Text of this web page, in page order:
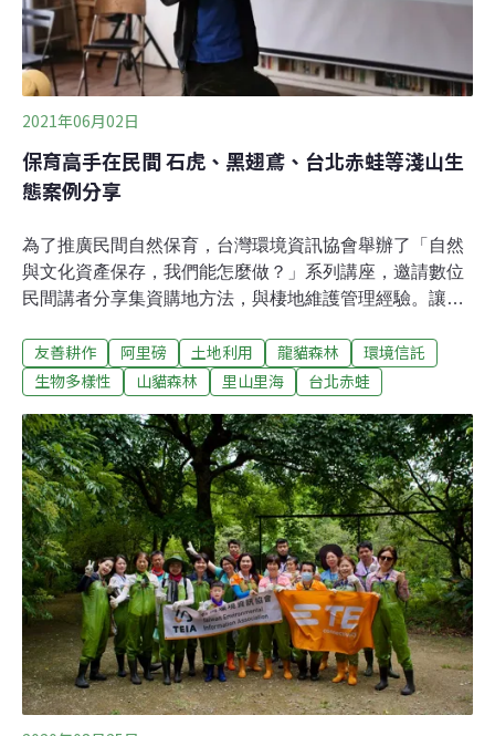
營管理，維持這個方舟。「雖然陳瑞賓董事長提醒
2021年06月02日
保育高手在民間 石虎、黑翅鳶、台北赤蛙等淺山生
態案例分享
為了推廣民間自然保育，台灣環境資訊協會舉辦了「自然
與文化資產保存，我們能怎麼做？」系列講座，邀請數位
民間講者分享集資購地方法，與棲地維護管理經驗。讓與
灣版龍貓森林」 山貓森林集資購地許生物一個永遠的家台
灣環境資訊協會舉辦的「自然與文化資產保存，我們能怎
「集資購地的威力！三個案例告訴你民間行動力」為題，
請來三位講者，分別是山貓森林購地行動發起人吳金樹；
定存大自然——阿里磅生態農場發起人王德昌；里山基金
會籌備處發起人李璟泓。吳金樹表示，台灣30年前的鄉道
景象與宮崎駿電影《龍貓》中，1958年的電影場景十分相
似，「畫面中公車、三輪貨車行駛在泥土地上，路旁有水
圳，伴隨著綠草如茵、黃花盛開。」吳金樹也說，兩年前
到日本見學，途經靜岡田野，當地地景仍然維繫在《龍
貓》時代的1958年，幾乎沒什麼變化。反
友善耕作 阿里磅 土地利用 龍貓森林
環境信託
生物多樣性
山貓森林 里山里海 台北赤蛙